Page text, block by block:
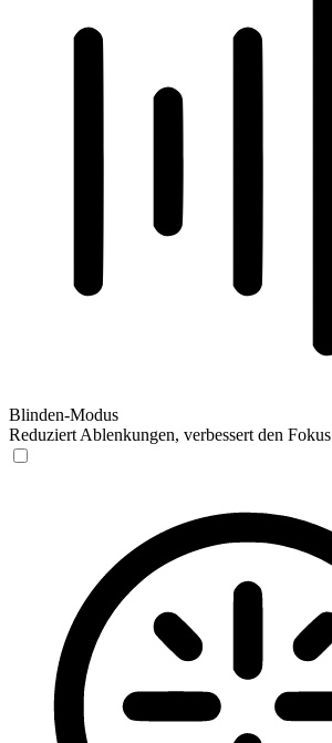
Blinden-Modus
Reduziert Ablenkungen, verbessert den Fokus